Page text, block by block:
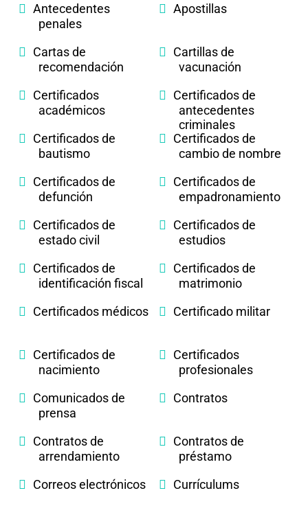
Antecedentes
penales
Apostillas
Cartas de
recomendación
Cartillas de
vacunación
Certificados
académicos
Certificados de
antecedentes
criminales
Certificados de
bautismo
Certificados de
cambio de nombre
Certificados de
defunción
Certificados de
empadronamiento
Certificados de
estado civil
Certificados de
estudios
Certificados de
identificación fiscal
Certificados de
matrimonio
Certificados médicos
Certificado militar
Certificados de
nacimiento
Certificados
profesionales
Comunicados de
prensa
Contratos
Contratos de
arrendamiento
Contratos de
préstamo
Correos electrónicos
Currículums